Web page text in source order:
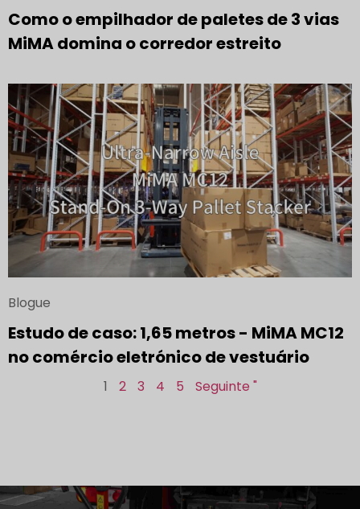
Como o empilhador de paletes de 3 vias
MiMA domina o corredor estreito
Blogue
Estudo de caso: 1,65 metros - MiMA MC12
no comércio eletrónico de vestuário
1 2 3 4 5 Seguinte "